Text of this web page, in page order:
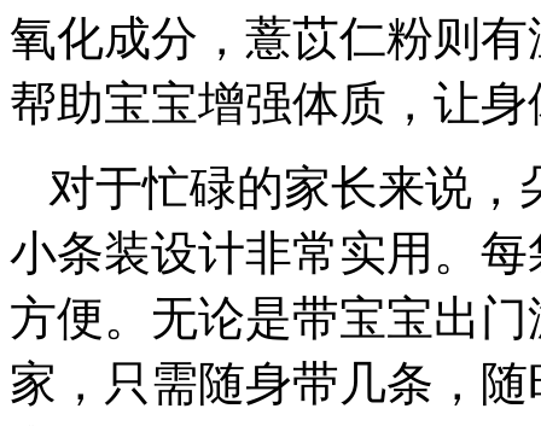
氧化成分，薏苡仁粉则
帮助宝宝增强体质，让
对于忙碌的家长来说
小条装设计非常实用。
方便。无论是带宝宝出
家，只需随身带几条，